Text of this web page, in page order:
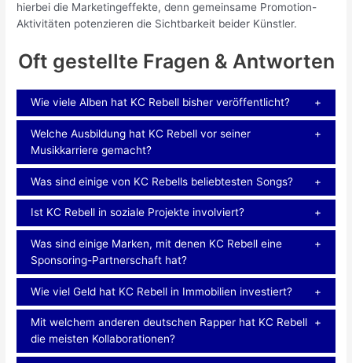
hierbei die Marketingeffekte, denn gemeinsame Promotion-
Aktivitäten potenzieren die Sichtbarkeit beider Künstler.
Oft gestellte Fragen & Antworten
Wie viele Alben hat KC Rebell bisher veröffentlicht?
Welche Ausbildung hat KC Rebell vor seiner
Musikkarriere gemacht?
Was sind einige von KC Rebells beliebtesten Songs?
Ist KC Rebell in soziale Projekte involviert?
Was sind einige Marken, mit denen KC Rebell eine
Sponsoring-Partnerschaft hat?
Wie viel Geld hat KC Rebell in Immobilien investiert?
Mit welchem anderen deutschen Rapper hat KC Rebell
die meisten Kollaborationen?